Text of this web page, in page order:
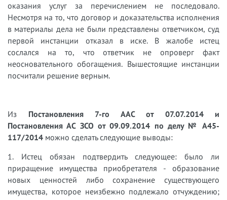
оказания услуг за перечислением не последовало.
Несмотря на то, что договор и доказательства исполнения
в материалы дела не были представлены ответчиком, суд
первой инстанции отказал в иске. В жалобе истец
сослался на то, что ответчик не опроверг факт
неосновательного обогащения. Вышестоящие инстанции
посчитали решение верным.
Из Постановления 7-го ААС от 07.07.2014 и
Постановления АС ЗСО от 09.09.2014 по делу № А45-
117/2014 можно сделать следующие выводы:
1. Истец обязан подтвердить следующее: было ли
приращение имущества приобретателя - образование
новых ценностей либо сохранение существующего
имущества, которое неизбежно подлежало отчуждению;